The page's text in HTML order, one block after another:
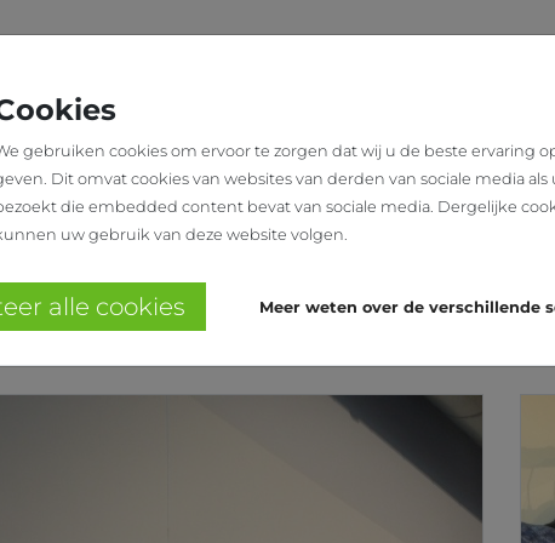
gebruiken cookies om ervoor te zorgen dat wij u de beste ervaring
Dit omvat cookies van websites van derden van sociale media als
die embedded content bevat van sociale media. Dergelijke
uw gebruik van deze website volgen.
alle cookies Meer weten over de verschillende